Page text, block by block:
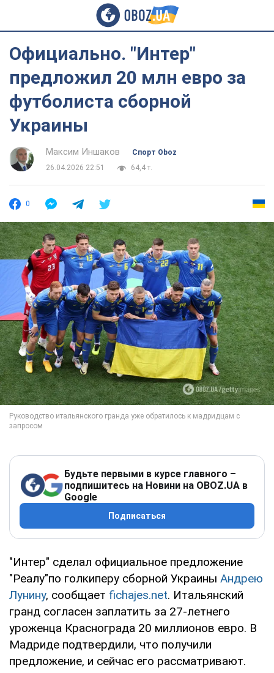
Официально. "Интер"
предложил 20 млн евро за
футболиста сборной
Украины
Максим Иншаков
Спорт Oboz
26.04.2026 22:51
64,4 т.
0
Будьте первыми в курсе главного –
подпишитесь на Новини на OBOZ.UA в
Google
Подписаться
"Интер" сделал официальное предложение
"Реалу"по голкиперу сборной Украины Андрею
Лунину, сообщает fichajes.net. Итальянский
гранд согласен заплатить за 27-летнего
уроженца Краснограда 20 миллионов евро. В
Мадриде подтвердили, что получили
предложение, и сейчас его рассматривают.